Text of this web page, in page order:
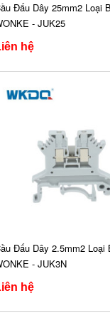
Đấu Dây 25mm2 Loại
- JUK25
hệ
Đấu Dây 2.5mm2 Loại
- JUK3N
hệ